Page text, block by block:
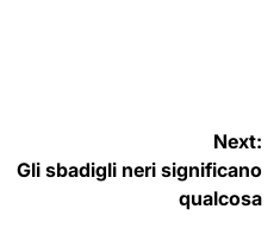
Next:
Gli sbadigli neri significano
qualcosa